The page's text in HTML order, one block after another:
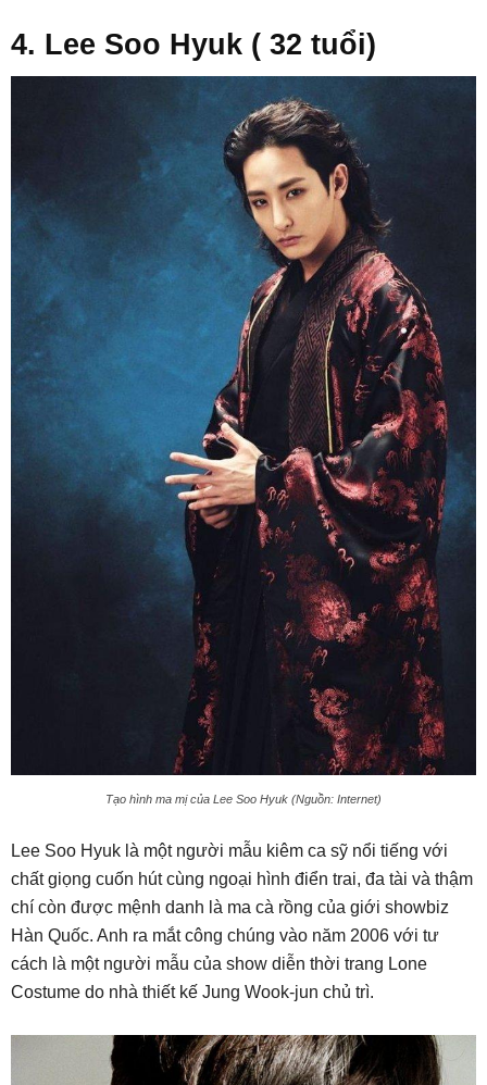
4. Lee Soo Hyuk ( 32 tuổi)
Tạo hình ma mị của Lee Soo Hyuk (Nguồn: Internet)
Lee Soo Hyuk là một người mẫu kiêm ca sỹ nổi tiếng với
chất giọng cuốn hút cùng ngoại hình điển trai, đa tài và thậm
chí còn được mệnh danh là ma cà rồng của giới showbiz
Hàn Quốc. Anh ra mắt công chúng vào năm 2006 với tư
cách là một người mẫu của show diễn thời trang Lone
Costume do nhà thiết kế Jung Wook-jun chủ trì.